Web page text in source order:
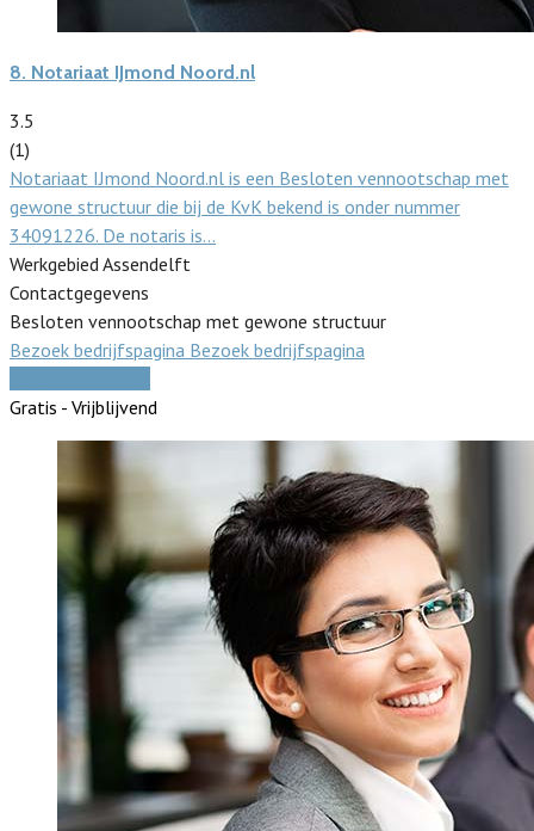
8. Notariaat IJmond Noord.nl
3.5
(1)
Notariaat IJmond Noord.nl is een Besloten vennootschap met
gewone structuur die bij de KvK bekend is onder nummer
34091226. De notaris is…
Werkgebied Assendelft
Contactgegevens
Besloten vennootschap met gewone structuur
Bezoek bedrijfspagina Bezoek bedrijfspagina
Gratis - Vrijblijvend